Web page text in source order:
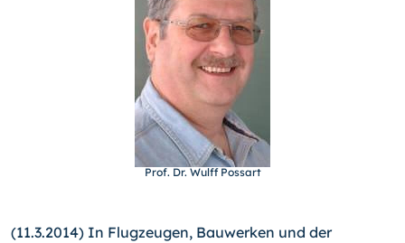
Prof. Dr. Wulff Possart
(11.3.2014) In Flugzeugen, Bauwerken und der